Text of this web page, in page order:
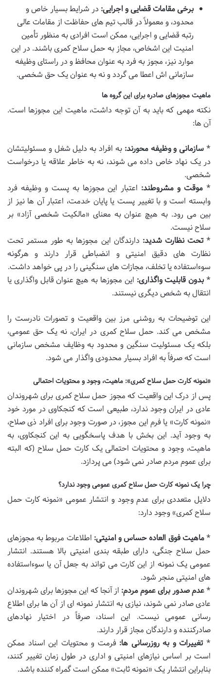
برخی مقامات قضایی و اجرایی: در شرایط بسیار خاص و
محدود، و معمولاً در قالب تیم های حفاظت از مقامات عالی
رتبه قضایی و اجرایی، ممکن است افرادی به منظور تأمین
امنیت این اشخاص، مجاز به حمل سلاح کمری باشند. در این
موارد نیز، مجوز به فرد به عنوان محافظ و در راستای وظیفه
سازمانی اش اعطا می گردد و نه به عنوان یک حق شخصی.
ماهیت مجوزهای صادره برای این گروه ها
نکته مهمی که باید به آن توجه داشت، ماهیت این مجوزها است.
آن ها:
* سازمانی و وظیفه محورند: به افراد به دلیل شغل و مسئولیتشان
در یک نهاد خاص داده می شوند، نه به خاطر علاقه یا درخواست
شخصی.
* موقت و مشروطند: اعتبار این مجوزها به پست و وظیفه فرد
وابسته است و با تغییر پست یا پایان خدمت، اعتبار آن ها نیز از
بین می رود. به هیچ عنوان به معنای «مالکیت شخصی آزاد» بر
سلاح نیست.
*تحت نظارت شدید: دارندگان این مجوزها به طور مستمر تحت
نظارت های دقیق امنیتی و انضباطی قرار دارند و هرگونه
سوءاستفاده یا تخلف، مجازات های سنگینی را در پی خواهد داشت.
* بدون قابلیت واگذاری: این مجوزها به هیچ عنوان قابل واگذاری یا
انتقال به شخص دیگری نیستند.
این توضیحات به روشنی مرز بین واقعیت و تصورات نادرست را
مشخص می کند. حمل سلاح کمری در ایران، نه یک حق عمومی،
بلکه یک مسئولیت سنگین و محدود به وظایف مشخص سازمانی
است که صرفاً به افراد بسیار محدودی واگذار می شود.
«نمونه کارت حمل سلاح کمری»: ماهیت، وجود و محتویات احتمالی
پس از درک این واقعیت که مجوز حمل سلاح کمری برای شهروندان
عادی در ایران وجود ندارد، طبیعی است که کنجکاوی در مورد خود
«نمونه کارت» یا فرم این مجوز، در صورت وجود برای افراد ذی صلاح،
به وجود آید. این بخش با هدف پاسخگویی به این کنجکاوی، به
ماهیت، وجود و محتویات احتمالی یک کارت حمل سلاح (که البته
برای عموم مردم صادر نمی شود) می پردازد.
چرا یک نمونه کارت حمل سلاح کمری عمومی وجود ندارد؟
دلایل متعددی برای عدم وجود و انتشار عمومی «نمونه کارت حمل
سلاح کمری» وجود دارد:
*ماهیت فوق العاده حساس و امنیتی: اطلاعات مربوط به مجوزهای
حمل سلاح جنگی، دارای طبقه بندی امنیتی بالا هستند. انتشار
عمومی یک نمونه از این کارت می تواند به جعل آن یا سوءاستفاده
های امنیتی منجر شود.
*عدم صدور برای عموم مردم: از آنجا که این مجوزها برای شهروندان
عادی صادر نمی شوند، نیازی به انتشار نمونه ای از آن ها برای اطلاع
رسانی عمومی نیست. این اسناد، صرفاً در اختیار نهادهای
صادرکننده و دارندگان مجاز قرار دارند.
*تغییرات و به روزرسانی ها: فرمت و محتویات این اسناد ممکن
است بر اساس نیازهای امنیتی و اداری در طول زمان تغییر کنند،
بنابراین انتشار یک «نمونه ثابت» ممکن است گمراه کننده باشد.